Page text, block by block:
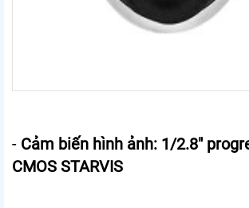
- Cảm biến hình ảnh: 1/2.8"
CMOS STARVIS